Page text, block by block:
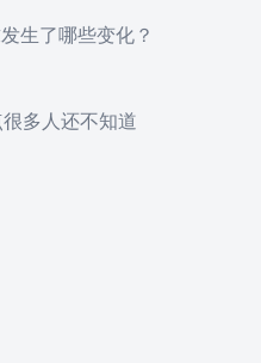
生了哪些变化？
多人还不知道